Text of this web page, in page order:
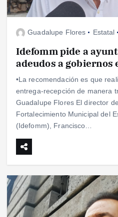
Guadalupe Flores Estatal
Idefomm pide a
adeudos a gobiernos
•La recomendación es que
entrega-recepción de manera
Guadalupe Flores El director
Fortalecimiento Municipal del
(Idefomm), Francisco…